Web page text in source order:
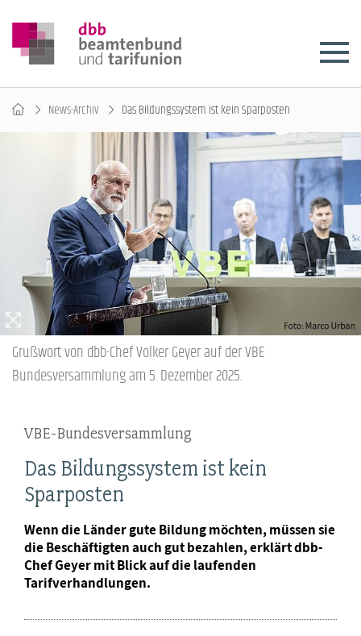
News-Archiv Das Bildungssystem ist kein Sparposten
Grußwort von dbb-Chef Volker Geyer auf der VBE
Bundesversammlung am 5. Dezember 2025.
VBE-Bundesversammlung
Das Bildungssystem ist kein
Sparposten
Wenn die Länder gute Bildung möchten, müssen sie
die Beschäftigten auch gut bezahlen, erklärt dbb-
Chef Geyer mit Blick auf die laufenden
Tarifverhandlungen.